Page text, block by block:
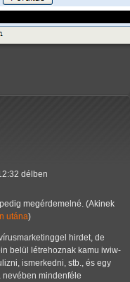
délben
megérdemelné. (Akinek
utána)
hirdet, de
belül létrehoznak kamu iwiw-
ismerkedni, stb., és egy
nevében mindenféle